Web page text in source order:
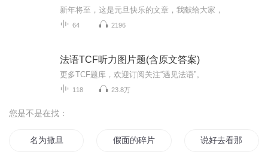
新年将至，这是元旦快乐的文章，我献给大家，
64 2196
法语TCF听力图片题(含原文答案)
更多TCF题库，欢迎订阅关注“遇见法语”。
118 23.8万
您是不是在找：
名为撒旦 假面的碎片 说好去看那片海